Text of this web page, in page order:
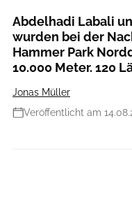
Abdelhadi Labali
wurden bei der
Hammer Park
10.000 Meter. 120
Jonas Müller
Veröffentlicht am